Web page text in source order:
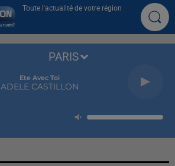
Toute l'actualité de votre région
Ete Avec Toi
ADELE CASTILLON
PARIS